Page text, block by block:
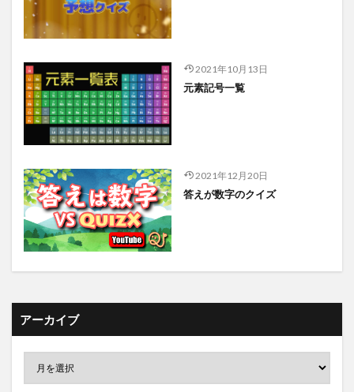
2021年10月13日
元素記号一覧
2021年12月20日
答えが数字のクイズ
アーカイブ